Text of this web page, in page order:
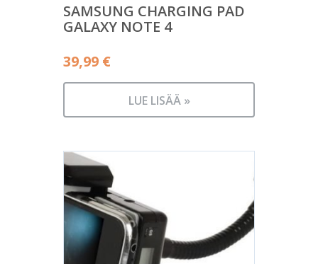
SAMSUNG CHARGING PAD
GALAXY NOTE 4
39,99 €
LUE LISÄÄ »